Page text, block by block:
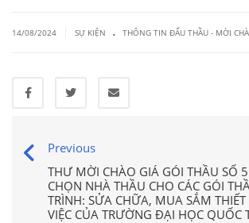
14/08/2024 SỰ KIỆN . THÔNG TIN ĐẤU THẦU - MỜI
Previous
THƯ MỜI CHÀO GIÁ GÓI THẦU SỐ
CHỌN NHÀ THẦU CHO CÁC GÓI
TRÌNH: SỬA CHỮA, MUA SẮM
VIỆC CỦA TRƯỜNG ĐẠI HỌC QUỐC